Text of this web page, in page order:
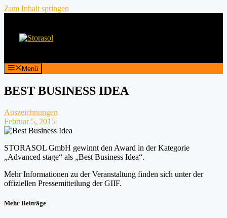
Zum Inhalt springen
Menü
BEST BUSINESS IDEA
Auszeichnungen
Februar 5, 2015
STORASOL GmbH gewinnt den Award in der Kategorie
„Advanced stage“ als „Best Business Idea“.
Mehr Informationen zu der Veranstaltung finden sich unter der
offiziellen Pressemitteilung der GIIF.
Mehr Beiträge